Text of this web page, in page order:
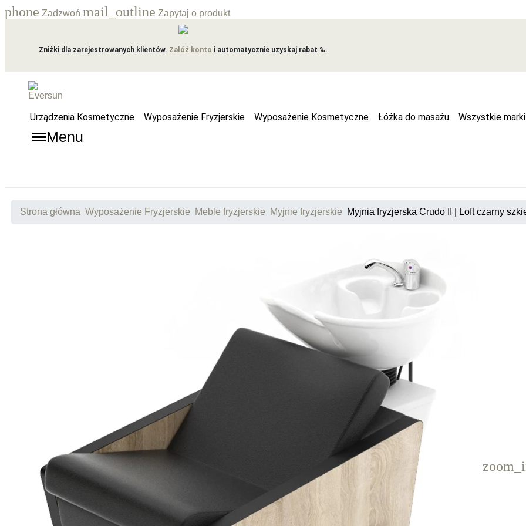
phone Zadzwoń mail_outline Zapytaj o produkt
Zniżki dla zarejestrowanych klientów. Załóż konto i automatycznie uzyskaj rabat %.
Urządzenia Kosmetyczne Wyposażenie Fryzjerskie Wyposażenie Kosmetyczne Łóżka do masażu Wszystkie marki
Menu
Strona główna Wyposażenie Fryzjerskie Meble fryzjerskie Myjnie fryzjerskie Myjnia fryzjerska Crudo II | Loft czarny